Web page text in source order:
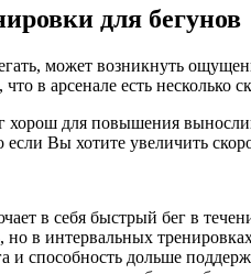
для бегунов
может возникнуть
в арсенале есть несколько
для повышения
Вы хотите увеличить
в себя быстрый бег в
но в интервальных
и способность дольше